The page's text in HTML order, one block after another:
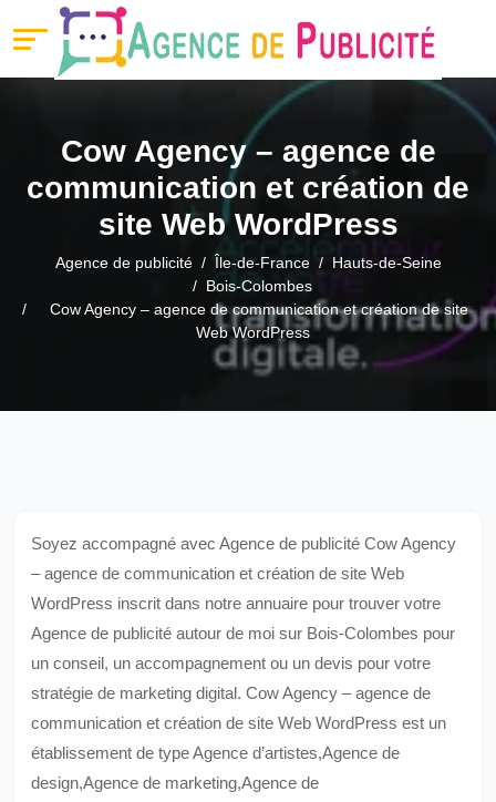
Cow Agency – agence de
communication et création de
site Web WordPress
Agence de publicité Île-de-France
Hauts-de-Seine
Bois-Colombes
Cow Agency – agence de communication et création de site
Web WordPress
Soyez accompagné avec Agence de publicité Cow Agency
– agence de communication et création de site Web
WordPress inscrit dans notre annuaire pour trouver votre
Agence de publicité autour de moi sur Bois-Colombes pour
un conseil, un accompagnement ou un devis pour votre
stratégie de marketing digital. Cow Agency – agence de
communication et création de site Web WordPress est un
établissement de type Agence d’artistes,Agence de
design,Agence de marketing,Agence de